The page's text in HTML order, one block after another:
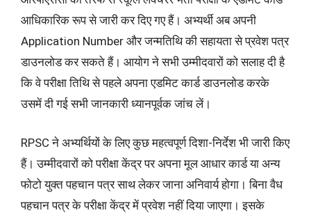
आधिकारिक रूप से जारी कर दिए गए हैं। अभ्यर्थी अब अपनी
Application Number और जन्मतिथि की सहायता से प्रवेश पत्र
डाउनलोड कर सकते हैं। आयोग ने सभी उम्मीदवारों को सलाह दी है
कि वे परीक्षा तिथि से पहले अपना एडमिट कार्ड डाउनलोड करके
उसमें दी गई सभी जानकारी ध्यानपूर्वक जांच लें।
RPSC ने अभ्यर्थियों के लिए कुछ महत्वपूर्ण दिशा-निर्देश भी जारी किए
हैं। उम्मीदवारों को परीक्षा केंद्र पर अपना मूल आधार कार्ड या अन्य
फोटो युक्त पहचान पत्र साथ लेकर जाना अनिवार्य होगा। बिना वैध
पहचान पत्र के परीक्षा केंद्र में प्रवेश नहीं दिया जाएगा। इसके